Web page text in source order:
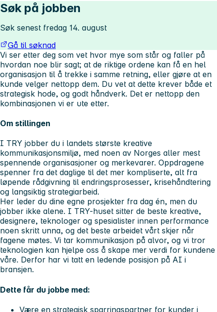
Søk på jobben
Søk senest fredag 14. august
Gå til søknad
Vi ser etter deg som vet hvor mye som står og faller på
hvordan noe blir sagt; at de riktige ordene kan få en hel
organisasjon til å trekke i samme retning, eller gjøre at en
kunde velger nettopp dem. Du vet at dette krever både et
strategisk hode, og godt håndverk. Det er nettopp den
kombinasjonen vi er ute etter.
Om stillingen
I TRY jobber du i landets største kreative
kommunikasjonsmiljø, med noen av Norges aller mest
spennende organisasjoner og merkevarer. Oppdragene
spenner fra det daglige til det mer kompliserte, alt fra
løpende rådgivning til endringsprosesser, krisehåndtering
og langsiktig strategiarbeid.
Her leder du dine egne prosjekter fra dag én, men du
jobber ikke alene. I TRY-huset sitter de beste kreative,
designere, teknologer og spesialister innen performance
noen skritt unna, og det beste arbeidet vårt skjer når
fagene møtes. Vi tar kommunikasjon på alvor, og vi tror
teknologien kan hjelpe oss å skape mer verdi for kundene
våre. Derfor har vi tatt en ledende posisjon på AI i
bransjen.
Dette får du jobbe med:
Være en strategisk sparringspartner for kunder i